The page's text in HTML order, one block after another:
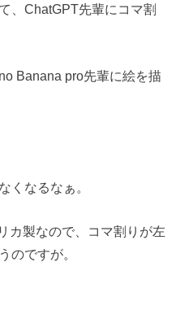
、ChatGPT先輩にコマ割
Banana pro先輩に絵を描
くなるなぁ。
カ製なので、コマ割りが左
のですが。